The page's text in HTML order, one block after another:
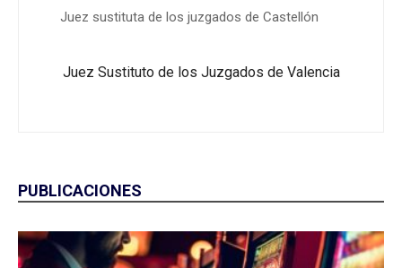
Juez sustituta de los juzgados de Castellón
Juez Sustituto de los Juzgados de Valencia
PUBLICACIONES